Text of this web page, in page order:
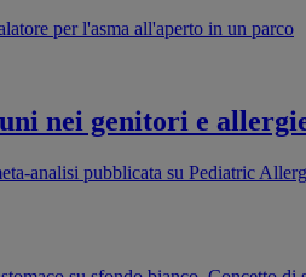
nei genitori e
analisi pubblicata su Pediatric